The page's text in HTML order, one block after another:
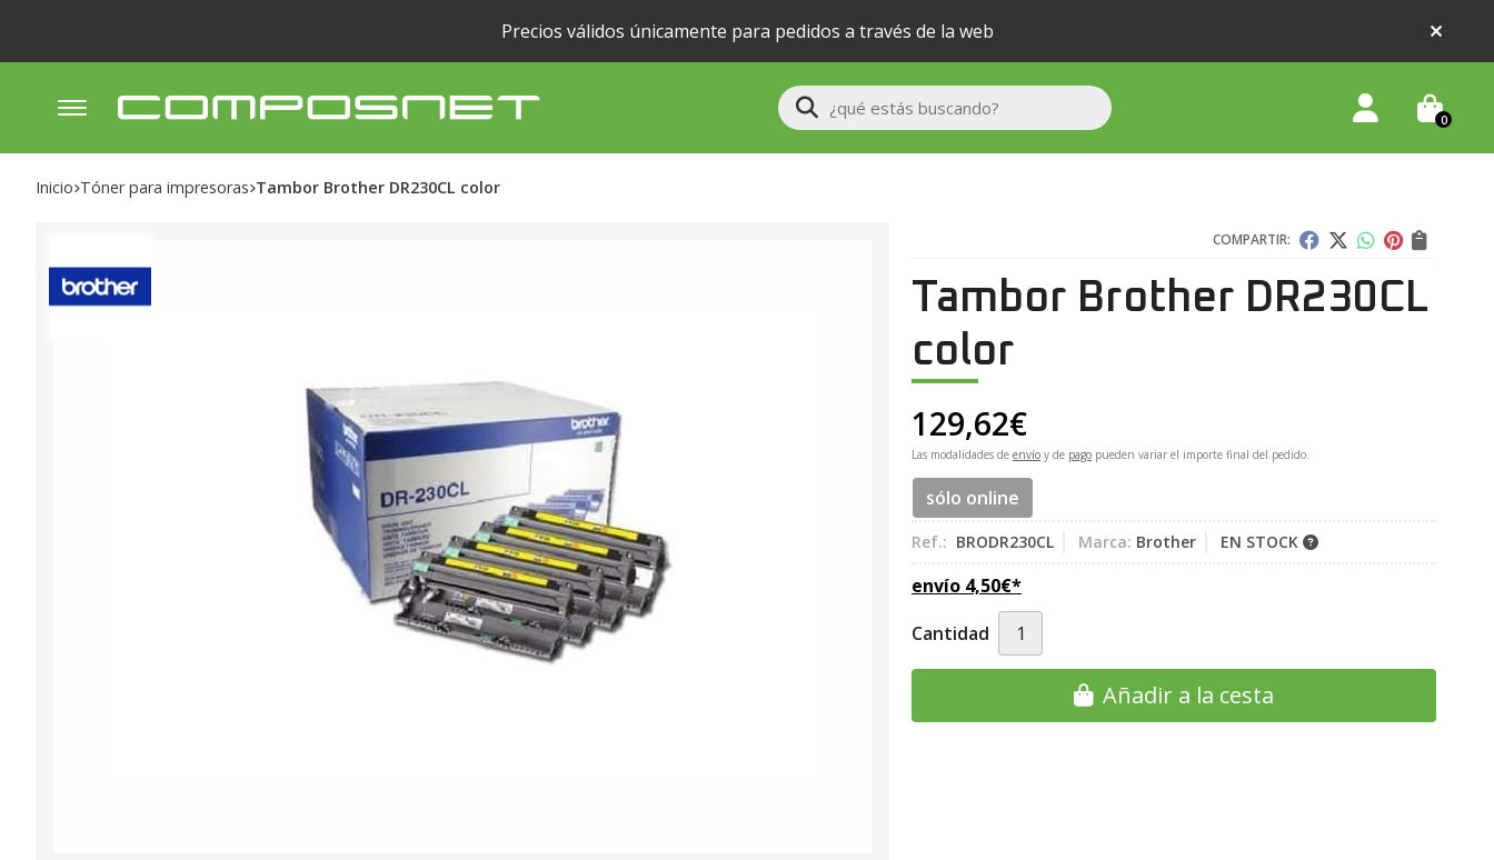
Precios válidos únicamente para pedidos a través de la web
Buscar 0
Inicio tóner para impresoras Tambor Brother DR230CL color
COMPARTIR:
Tambor Brother DR230CL
color
129,62€
Las modalidades de envío y de pago pueden variar el importe final del pedido.
sólo online
Ref.: BRODR230CL Marca: Brother EN STOCK
envío 4,50€*
Cantidad
Añadir a la cesta